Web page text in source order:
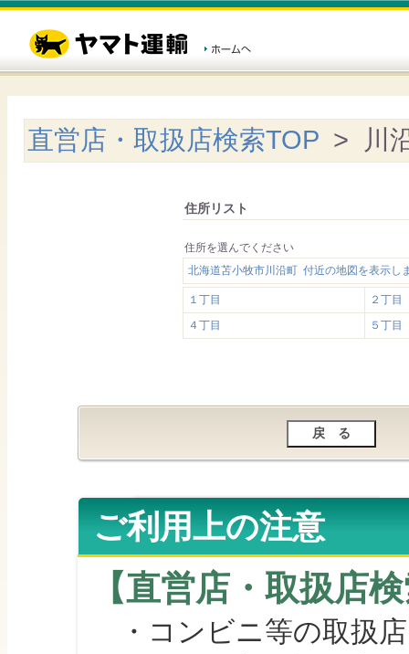
直営店・取扱店検索TOP > 川
住所リスト
住所を選んでください
北海道苫小牧市川沿町 付近の地図を表示し
１丁目
２丁目
４丁目
５丁目
ご利用上の注意
【直営店・取扱店
・コンビニ等の取扱